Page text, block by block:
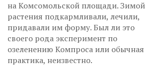
на Комсомольской площади. Зимой
растения подкармливали, лечили,
придавали им форму. Был ли это
своего рода эксперимент по
озеленению Компроса или обычная
практика, неизвестно.